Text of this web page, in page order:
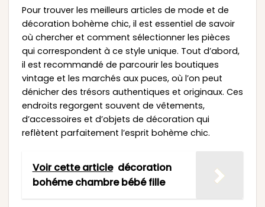
Pour trouver les meilleurs articles de mode et de
décoration bohème chic, il est essentiel de savoir
où chercher et comment sélectionner les pièces
qui correspondent à ce style unique. Tout d’abord,
il est recommandé de parcourir les boutiques
vintage et les marchés aux puces, où l’on peut
dénicher des trésors authentiques et originaux. Ces
endroits regorgent souvent de vêtements,
d’accessoires et d’objets de décoration qui
reflètent parfaitement l’esprit bohème chic.
Voir cette article décoration
bohéme chambre bébé fille